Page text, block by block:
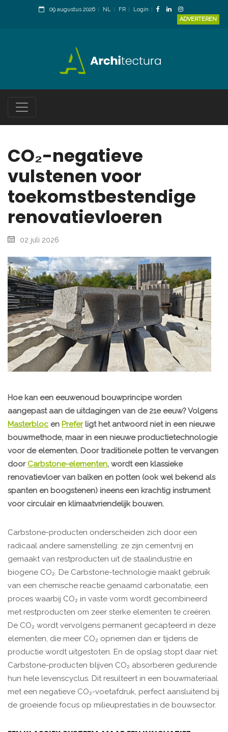
09 augustus 2026 NL FR
Login
ADVERTEREN
CO₂-negatieve
vulstenen voor
toekomstbestendige
renovatievloeren
02 juli 2026
Hoe kan een eeuwenoud bouwprincipe worden
aangepast aan de uitdagingen van de 21e eeuw? Volgens
Masterbloc en Preferligt het antwoord niet in een nieuwe
bouwmethode, maar in een nieuwe productietechnologie
voor de elementen. Door traditionele potten te vervangen
door Carbstone-elementen, wordt een klassieke
renovatievloer van balken en potten (ook wel bekend als
spanten en boogstenen) ineens een krachtig instrument
voor circulair en klimaatvriendelijk bouwen.
Carbstone-producten onderscheiden zich door een
radicaal andere samenstelling: ze zijn cementvrij en
gemaakt van restproducten uit de staalindustrie en
biogene CO₂. De Carbstone-technologie maakt gebruik
van een chemische reactie genaamd carbonatatie, een
proces waarbij CO₂ in vaste vorm wordt gecombineerd
met restproducten om zeer sterke elementen te creëren.
De CO₂ wordt vervolgens permanent gecapteerd in deze
elementen, die meer CO₂ opnemen dan er tijdens de
productie wordt uitgestoten. En de opslag stopt daar niet:
Carbstone-producten blijven CO₂ absorberen gedurende
hun hele levenscyclus. Dit resulteert in een bouwmateriaal
met een negatieve CO₂-voetafdruk, perfect aansluitend bij
de groeiende focus op milieuprestaties in de bouwsector.